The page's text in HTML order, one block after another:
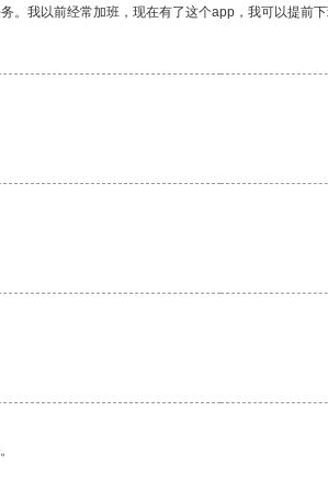
我以前经常加班，现在有了这个app，我可以提前下